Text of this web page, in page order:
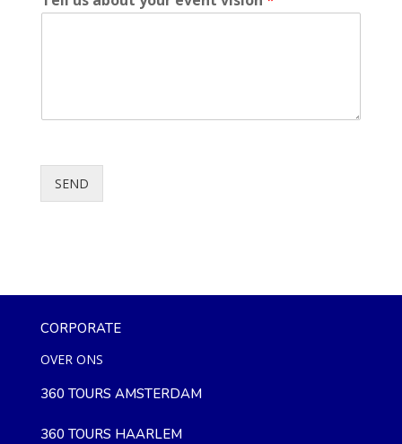
SEND
CORPORATE
OVER ONS
360 TOURS AMSTERDAM
360 TOURS HAARLEM